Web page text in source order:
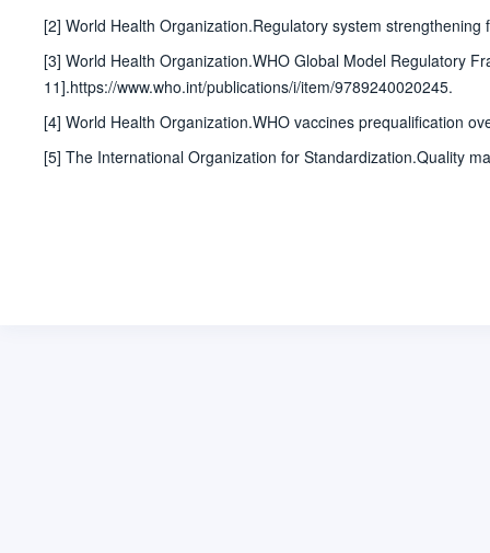
[2] World Health Organization.Regulatory system
[3] World Health Organization.WHO Global Model Regulatory
11].https://www.who.int/publications/i/item/9789240020245.
[4] World Health Organization.WHO vaccines prequalification
[5] The International Organization for Standardization.Quality